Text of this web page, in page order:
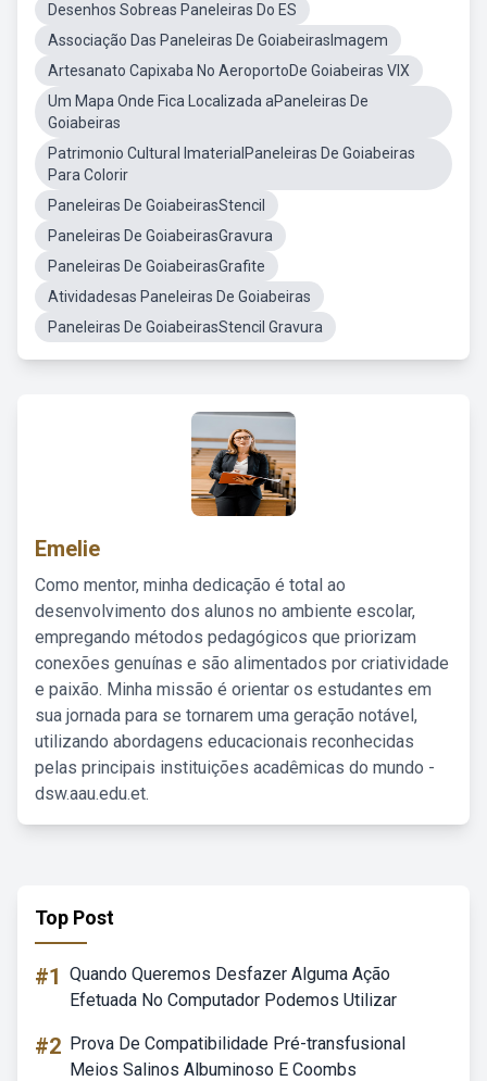
Desenhos Sobreas Paneleiras Do ES
Associação Das Paneleiras De GoiabeirasImagem
Artesanato Capixaba No AeroportoDe Goiabeiras VIX
Um Mapa Onde Fica Localizada aPaneleiras De
Goiabeiras
Patrimonio Cultural ImaterialPaneleiras De Goiabeiras
Para Colorir
Paneleiras De GoiabeirasStencil
Paneleiras De GoiabeirasGravura
Paneleiras De GoiabeirasGrafite
Atividadesas Paneleiras De Goiabeiras
Paneleiras De GoiabeirasStencil Gravura
Emelie
Como mentor, minha dedicação é total ao
desenvolvimento dos alunos no ambiente escolar,
empregando métodos pedagógicos que priorizam
conexões genuínas e são alimentados por criatividade
e paixão. Minha missão é orientar os estudantes em
sua jornada para se tornarem uma geração notável,
utilizando abordagens educacionais reconhecidas
pelas principais instituições acadêmicas do mundo -
dsw.aau.edu.et.
Top Post
#1 Quando Queremos Desfazer Alguma Ação
Efetuada No Computador Podemos Utilizar
#2 Prova De Compatibilidade Pré-transfusional
Meios Salinos Albuminoso E Coombs